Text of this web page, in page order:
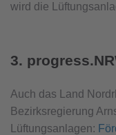
wird die
3.
Auch das Land
Bezirksregierung
Lüftungsanlagen: